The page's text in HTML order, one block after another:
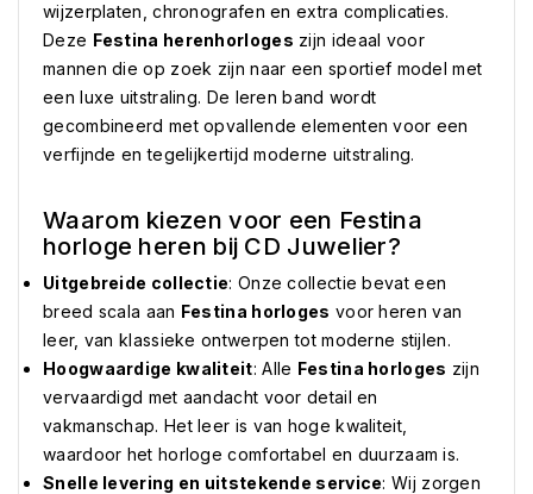
wijzerplaten, chronografen en extra complicaties.
Deze Festina herenhorloges zijn ideaal voor
mannen die op zoek zijn naar een sportief model met
een luxe uitstraling. De leren band wordt
gecombineerd met opvallende elementen voor een
verfijnde en tegelijkertijd moderne uitstraling.
Waarom kiezen voor een Festina
horloge heren bij CD Juwelier?
Uitgebreide collectie: Onze collectie bevat een
breed scala aan Festina horloges voor heren van
leer, van klassieke ontwerpen tot moderne stijlen.
Hoogwaardige kwaliteit: Alle Festina horloges zijn
vervaardigd met aandacht voor detail en
vakmanschap. Het leer is van hoge kwaliteit,
waardoor het horloge comfortabel en duurzaam is.
Snelle levering en uitstekende service: Wij zorgen